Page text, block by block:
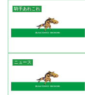
騎手あれこれ
ニュース